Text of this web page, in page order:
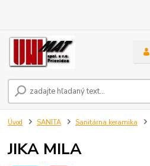
Úvod SANITA Sanitárna keramika
JIKA MILA